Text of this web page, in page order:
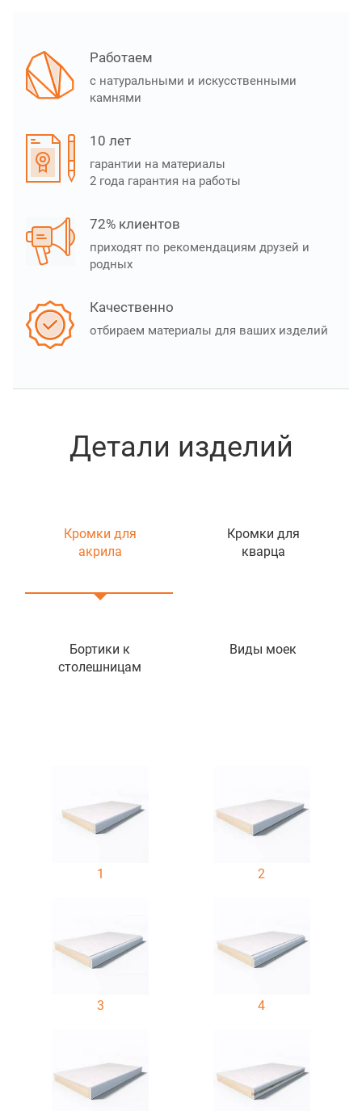
Работаем
с натуральными и искусственными
камнями
10 лет
гарантии на материалы
2 года гарантия на работы
72% клиентов
приходят по рекомендациям друзей и
родных
Качественно
отбираем материалы для ваших изделий
Детали изделий
Кромки для
акрила
Кромки для
кварца
Бортики к
столешницам
Виды моек
1 2
3 4